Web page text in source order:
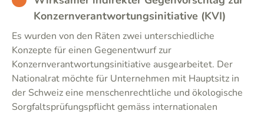
Konzernverantwortungsinitiative (KVI)
Es wurden von den Räten zwei unterschiedliche
Konzepte für einen Gegenentwurf zur
Konzernverantwortungsinitiative ausgearbeitet. Der
Nationalrat möchte für Unternehmen mit Hauptsitz in
der Schweiz eine menschenrechtliche und ökologische
Sorgfaltsprüfungspflicht gemäss internationalen